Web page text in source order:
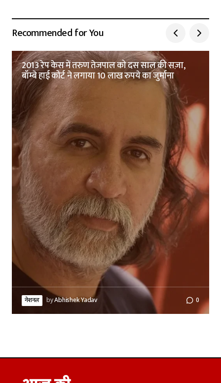
Recommended for You
2013 रेप केस में तरुण तेजपाल को दस साल की सज़ा,
बॉम्बे हाई कोर्ट ने लगाया 10 लाख रुपये का जुर्माना
नेशनल byAbhishek Yadav 0